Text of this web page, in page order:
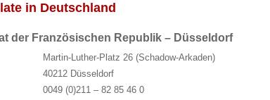
in Deutschland
der Französischen Republik – Düsseldorf
Martin-Luther-Platz 26 (Schadow-Arkaden)
40212 Düsseldorf
0049 (0)211 – 82 85 46 0